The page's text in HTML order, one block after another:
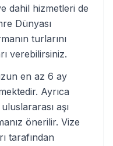
dahil hizmetleri de
Dünyası
turlarını
verebilirsiniz.
en az 6 ay
Ayrıca
aşı
önerilir. Vize
tarafından